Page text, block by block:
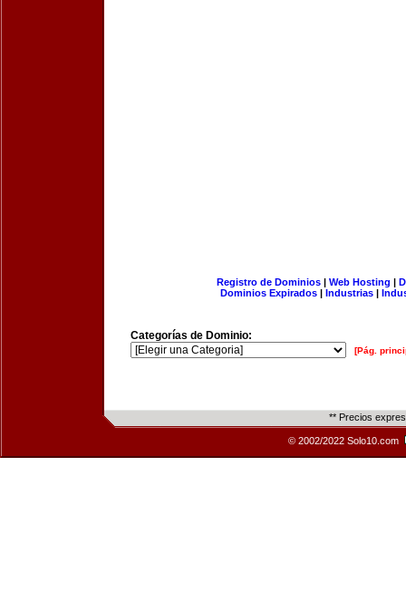
Registro de Dominios| Web Hosting |
Dominios Expirados | Industrias |
Categorías de Dominio:
[Pág.
** Precios
© 2002/2022 Solo10.com